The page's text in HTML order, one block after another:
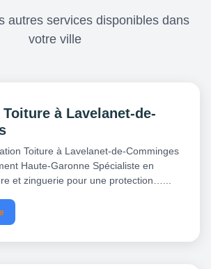
autres services disponibles dans
votre ville
à Lavelanet-de-
Toiture à Lavelanet-de-Comminges
Haute-Garonne Spécialiste en
et zinguerie pour une protection…...